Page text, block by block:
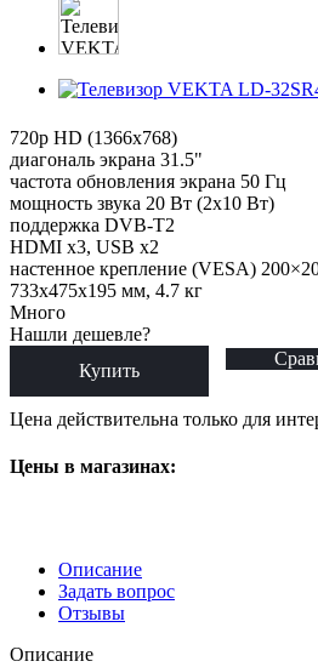
720p HD (1366x768)
диагональ экрана 31.5"
частота обновления экрана 50 Гц
мощность звука 20 Вт (2х10 Вт)
поддержка DVB-T2
HDMI x3, USB x2
настенное крепление (VESA)
733x475x195 мм, 4.7 кг
Много
Нашли дешевле?
Купить
Цена действительна только для
Цены в магазинах:
Описание
Задать вопрос
Отзывы
Описание